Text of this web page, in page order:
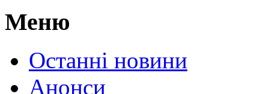
Меню
Останні новини
Анонси